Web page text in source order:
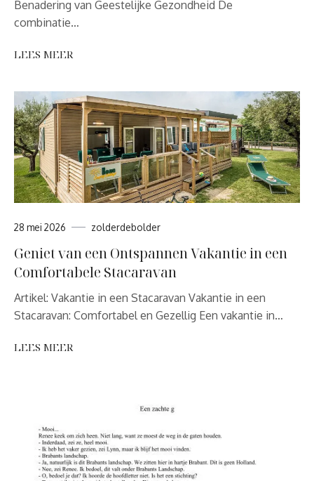
Benadering van Geestelijke Gezondheid De
combinatie…
LEES MEER
28 mei 2026 zolderdebolder
Geniet van een Ontspannen Vakantie in een
Comfortabele Stacaravan
Artikel: Vakantie in een Stacaravan Vakantie in een
Stacaravan: Comfortabel en Gezellig Een vakantie in…
LEES MEER